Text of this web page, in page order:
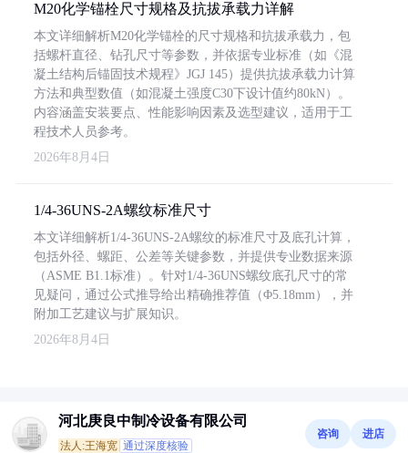
M20化学锚栓尺寸规格及抗拔承载力详解
本文详细解析M20化学锚栓的尺寸规格和抗拔承载力，包
括螺杆直径、钻孔尺寸等参数，并依据专业标准（如《混
凝土结构后锚固技术规程》JGJ 145）提供抗拔承载力计算
方法和典型数值（如混凝土强度C30下设计值约80kN）。
内容涵盖安装要点、性能影响因素及选型建议，适用于工
程技术人员参考。
2026年8月4日
1/4-36UNS-2A螺纹标准尺寸
本文详细解析1/4-36UNS-2A螺纹的标准尺寸及底孔计算，
包括外径、螺距、公差等关键参数，并提供专业数据来源
（ASME B1.1标准）。针对1/4-36UNS螺纹底孔尺寸的常
见疑问，通过公式推导给出精确推荐值（Φ5.18mm），并
附加工艺建议与扩展知识。
2026年8月4日
河北庚良中制冷设备有限公司
法人:王海宽 通过深度核验
咨询 进店